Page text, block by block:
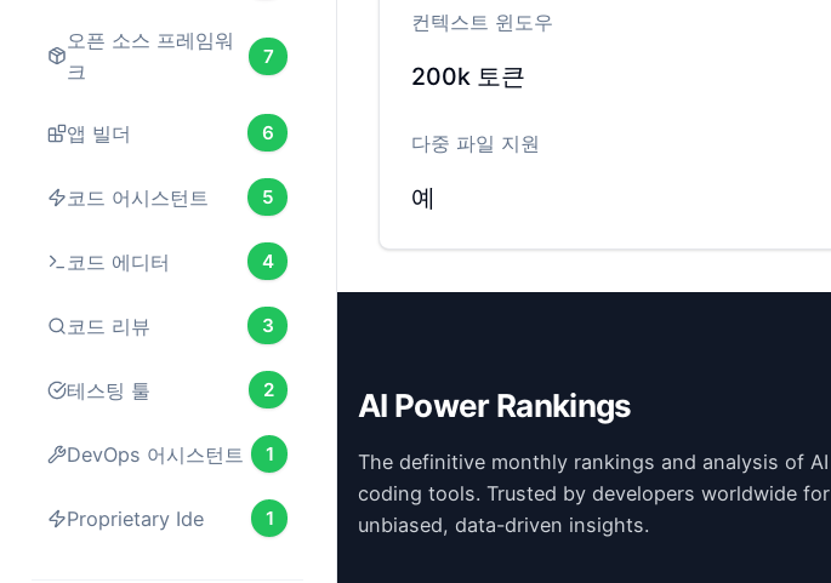
오픈 소스 프레임워
크
7
앱 빌더 6
코드 어시스턴트 5
코드 에디터 4
코드 리뷰 3
테스팅 툴 2
DevOps 어시스턴트 1
Proprietary Ide 1
컨텍스트 윈도우
200k 토큰
다중 파일 지원
예
AI Power Rankings
The definitive monthly rankings and analysis of AI
coding tools. Trusted by developers worldwide for
unbiased, data-driven insights.